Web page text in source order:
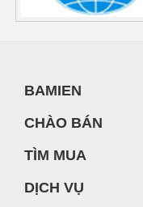
BAMIEN
CHÀO BÁN
TÌM MUA
DỊCH VỤ